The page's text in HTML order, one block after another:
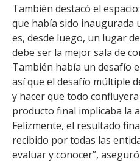
También destacó el
que había sido inaugurada
es, desde luego, un lugar
debe ser la mejor sala de
También había un desafío
así que el desafío múltiple
y hacer que todo
producto final implicaba la
Felizmente, el resultado
recibido por todas las
evaluar y conocer”, aseguró